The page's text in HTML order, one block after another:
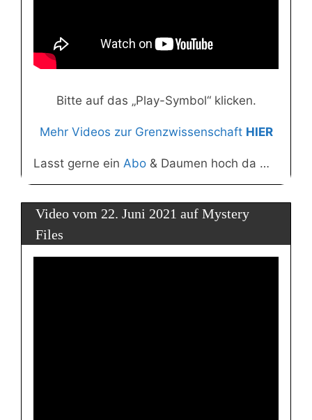
Bitte auf das „Play-Symbol“ klicken.
Mehr Videos zur Grenzwissenschaft HIER
Lasst gerne ein Abo & Daumen hoch da …
Video vom 22. Juni 2021 auf Mystery
Files